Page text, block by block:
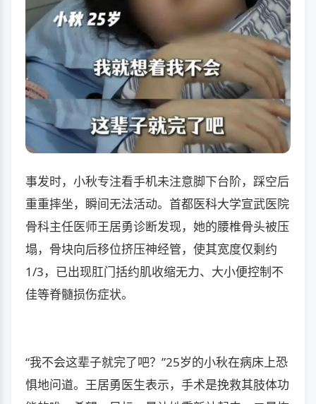
事发时，小秋专注看手机未注意脚下台阶，踩空后
重重摔坐，瞬间无法活动。首都医科大学宣武医院
骨科主任医师王居勇诊断发现，她的腰椎骨头被压
塌，骨块向后移位挤压神经管，使其宽度仅剩约
1/3，已出现肛门括约肌收缩无力、大小便控制不
佳等脊髓损伤症状。
“我不会这辈子就完了吧？”25岁的小秋在病床上恐
惧地问道。王居勇医生表示，手术是挽救其肢体功